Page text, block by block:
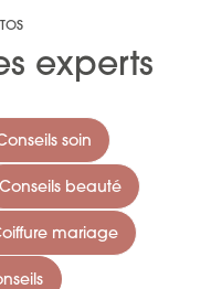
experts
soin
Conseils beauté
mariage